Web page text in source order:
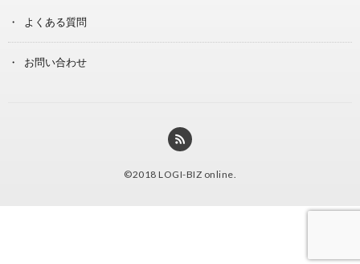
よくある質問
お問い合わせ
©2018 LOGI-BIZ online